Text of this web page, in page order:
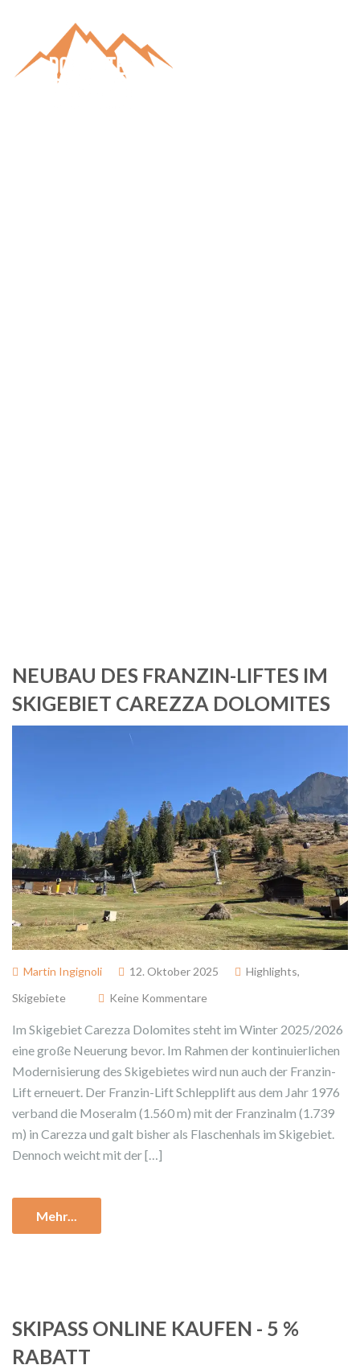
NEUBAU DES FRANZIN-LIFTES IM
SKIGEBIET CAREZZA DOLOMITES
Martin Ingignoli 12. Oktober 2025 Highlights,
Skigebiete
Keine Kommentare
Im Skigebiet Carezza Dolomites steht im Winter 2025/2026
eine große Neuerung bevor. Im Rahmen der kontinuierlichen
Modernisierung des Skigebietes wird nun auch der Franzin-
Lift erneuert. Der Franzin-Lift Schlepplift aus dem Jahr 1976
verband die Moseralm (1.560 m) mit der Franzinalm (1.739
m) in Carezza und galt bisher als Flaschenhals im Skigebiet.
Dennoch weicht mit der […]
Mehr...
SKIPASS ONLINE KAUFEN - 5 %
RABATT